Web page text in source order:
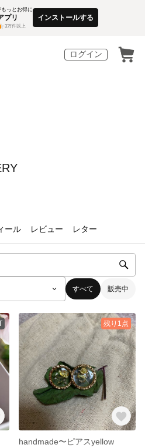
もっとお得に
プリ
3万件以上
インストールする
ログイン
ール レビュー レター
すべて 販売中
残り1点
handmade〜ピアスyellow